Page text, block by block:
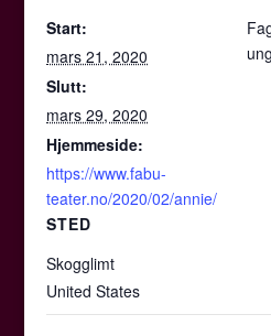
Start:
mars 21, 2020
Slutt:
mars 29, 2020
Hjemmeside:
https://www.fabu-
teater.no/2020/02/annie/
STED
Skogglimt
United States